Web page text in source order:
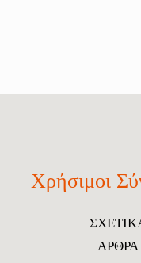
Χρήσιμοι
ΑΡΘΡΑ